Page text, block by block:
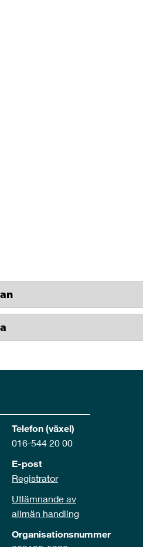
Telefon (växel)
016-544 20 00
E-post
Registrator
Utlämnande av
allmän handling
Organisationsnummer